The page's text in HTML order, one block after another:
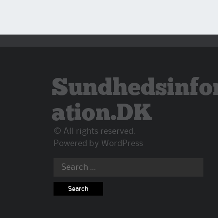
ation.DK
© All rights reserved.
Powered by WordPress
Search